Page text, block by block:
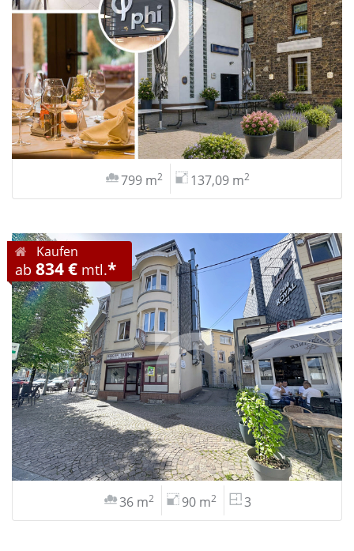
799 m2 137,09 m2
Kaufen
ab 834 € mtl.*
36 m2 90 m2 3